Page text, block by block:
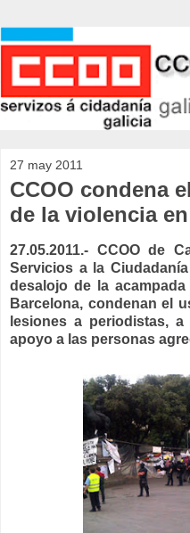
27 may 2011
CCOO condena
de la violencia
27.05.2011.- CCOO de
Servicios a la
desalojo de la
Barcelona, condenan el
lesiones a periodistas,
apoyo a las personas